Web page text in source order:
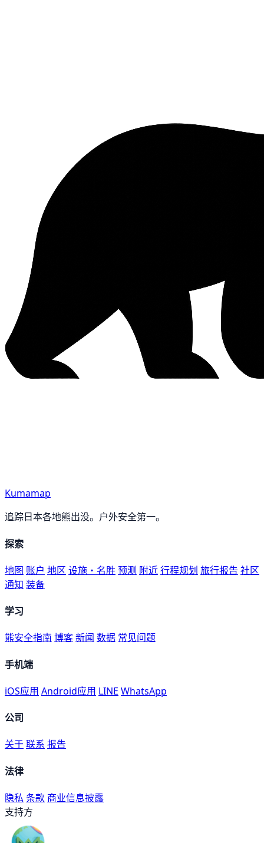
Kumamap
追踪日本各地熊出没。户外安全第一。
探索
地图 账户 地区 设施・名胜 预测 附近行程规划 旅行报告 社区
通知 装备
学习
熊安全指南 博客新闻 数据 常见问题
手机端
iOS应用 Android应用 LINE WhatsApp
公司
关于联系 报告
法律
隐私 条款 商业信息披露
支持方